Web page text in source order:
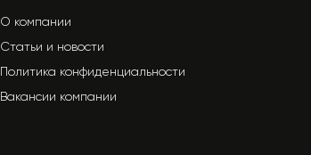
О компании
Статьи и новости
Политика конфиденциальности
Вакансии компании